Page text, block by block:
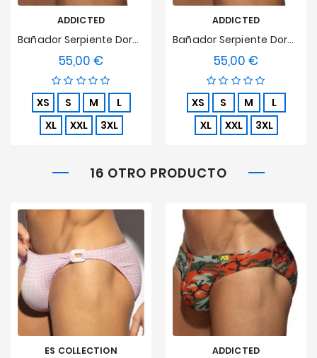
ADDICTED
Bañador Serpiente Dorada - Caqui
55,00 €
XS S M
L
XL
XXL 3XL
ADDICTED
Bañador Serpiente Dorada - Negro
55,00 €
XS S M
L
XL
XXL 3XL
16 OTRO PRODUCTO
ES COLLECTION ADDICTED